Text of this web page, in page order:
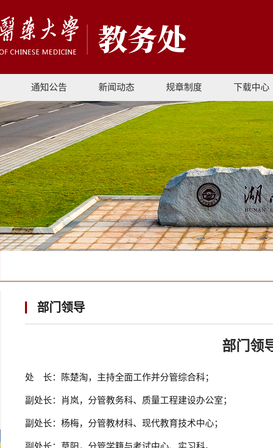
通知公告 新闻动态 规章制度 下载中心
部门领导
部门领
处 长： 陈楚淘，主持全面工作并分管综合科；
副处长： 肖岚，分管教务科、质量工程建设办公室 ；
副处长： 杨梅，分管教材科、现代教育技术中心；